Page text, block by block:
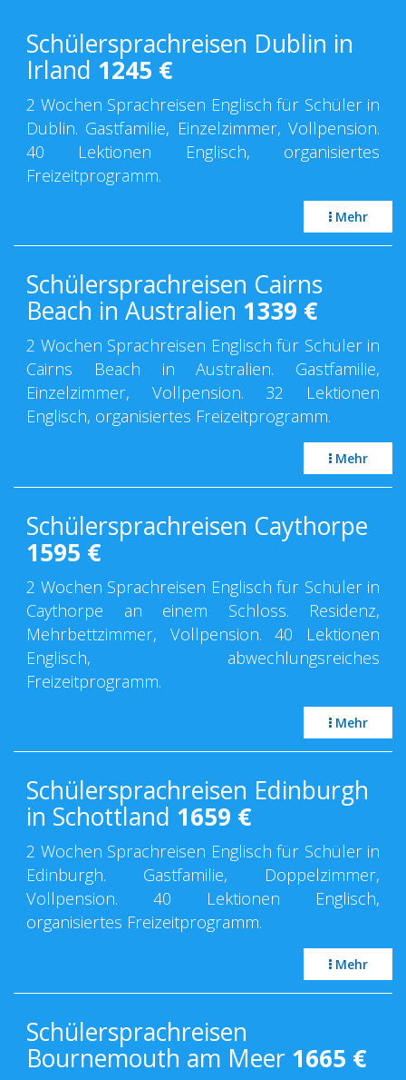
Schülersprachreisen Dublin in
Irland 1245 €
2 Wochen Sprachreisen Englisch für Schüler in
Dublin. Gastfamilie, Einzelzimmer, Vollpension.
40 Lektionen Englisch, organisiertes
Freizeitprogramm.
Mehr
Schülersprachreisen Cairns
Beach in Australien 1339 €
2 Wochen Sprachreisen Englisch für Schüler in
Cairns Beach in Australien. Gastfamilie,
Einzelzimmer, Vollpension. 32 Lektionen
Englisch, organisiertes Freizeitprogramm.
Mehr
Schülersprachreisen Caythorpe
1595 €
2 Wochen Sprachreisen Englisch für Schüler in
Caythorpe an einem Schloss. Residenz,
Mehrbettzimmer, Vollpension. 40 Lektionen
Englisch, abwechlungsreiches
Freizeitprogramm.
Mehr
Schülersprachreisen Edinburgh
in Schottland 1659 €
2 Wochen Sprachreisen Englisch für Schüler in
Edinburgh. Gastfamilie, Doppelzimmer,
Vollpension. 40 Lektionen Englisch,
organisiertes Freizeitprogramm.
Mehr
Schülersprachreisen
Bournemouth am Meer 1665 €